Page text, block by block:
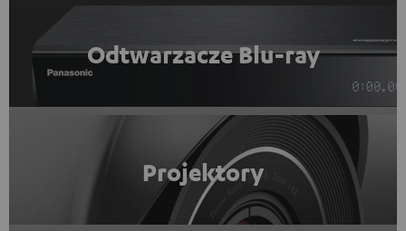
Odtwarzacze Blu-ray
Projektory